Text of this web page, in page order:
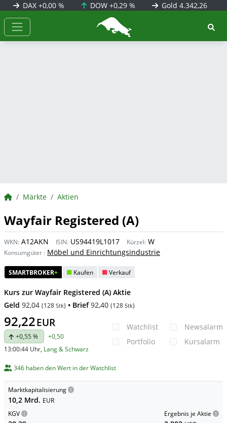
DAX +0,00 % DOW+0,29 % Gold 4.342,26
BörsenNEWS.de
BörsenNEWS.de
Märkte Aktien
Wayfair Registered (A)
WKN: A12AKN ISIN: US94419L1017 Kürzel: W
Konsumgüter : Möbel und Einrichtungsindustrie
SMARTBROKER+ Kaufen Verkauf
Kurs zur Wayfair Registered (A) Aktie
Geld 92,04 (128 Stk) • Brief 92,40 (128 Stk)
92,22EUR
+0,55 %
+0,50
13:00:44 Uhr, Lang & Schwarz
Watchlist
Portfolio
Newsalarm
Kursalarm
346 haben den Wert in der Watchlist
Marktkapitalisierung
10,2 Mrd. EUR
KGV
Ergebnis je Aktie